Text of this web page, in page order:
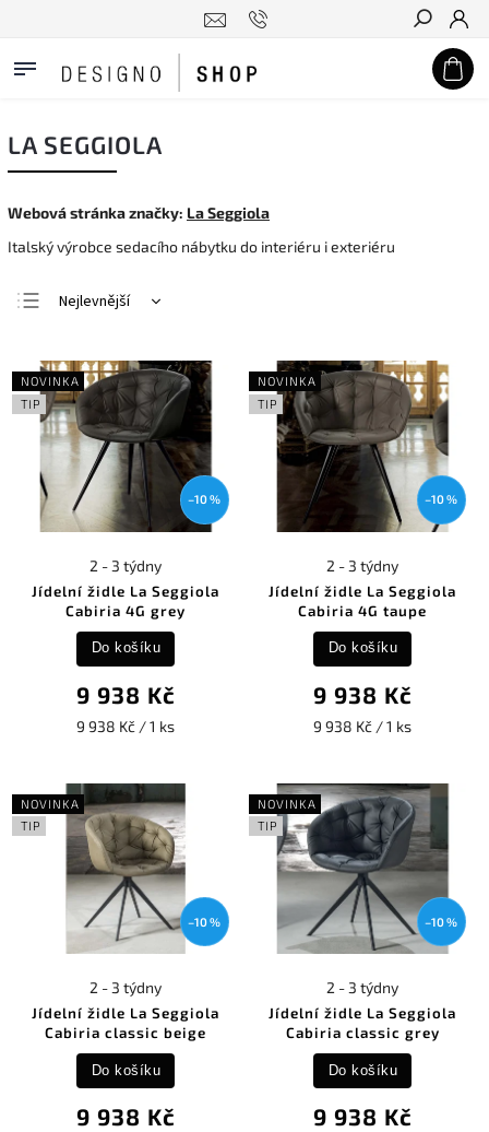
Hledat
LA SEGGIOLA
Webová stránka značky: La Seggiola
Italský výrobce sedacího nábytku do interiéru i exteriéru
Nejlevnější
Nejprodávanější
Abecedně
NOVINKA
TIP
–10 %
Jídelní židle La Seggiola
Cabiria 4G grey
2 - 3 týdny
9 938 Kč
9 938 Kč / 1 ks
Do košíku
NOVINKA
TIP
–10 %
Jídelní židle La Seggiola
Cabiria 4G taupe
2 - 3 týdny
9 938 Kč
9 938 Kč / 1 ks
Do košíku
NOVINKA
TIP
–10 %
Jídelní židle La Seggiola
Cabiria classic beige
2 - 3 týdny
9 938 Kč
Do košíku
NOVINKA
TIP
–10 %
Jídelní židle La Seggiola
Cabiria classic grey
2 - 3 týdny
9 938 Kč
Do košíku